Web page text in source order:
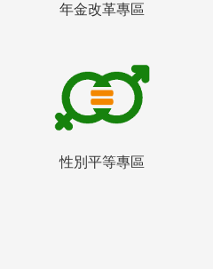
年金改革專區
性別平等專區